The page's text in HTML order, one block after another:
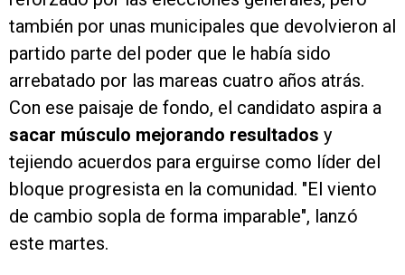
también por unas municipales que devolvieron al
partido parte del poder que le había sido
arrebatado por las mareas cuatro años atrás.
Con ese paisaje de fondo, el candidato aspira a
sacar músculo mejorando resultados y
tejiendo acuerdos para erguirse como líder del
bloque progresista en la comunidad. "El viento
de cambio sopla de forma imparable", lanzó
este martes.